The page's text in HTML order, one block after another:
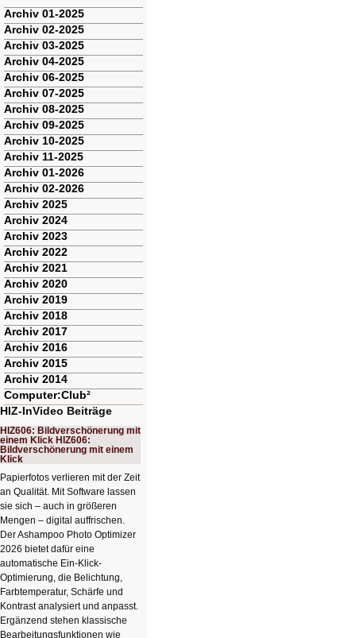
Navigation
überspringen
Archiv 01-2025
Archiv 02-2025
Archiv 03-2025
Archiv 04-2025
Archiv 06-2025
Archiv 07-2025
Archiv 08-2025
Archiv 09-2025
Archiv 10-2025
Archiv 11-2025
Archiv 01-2026
Archiv 02-2026
Archiv 2025
Archiv 2024
Archiv 2023
Archiv 2022
Archiv 2021
Archiv 2020
Archiv 2019
Archiv 2018
Archiv 2017
Archiv 2016
Archiv 2015
Archiv 2014
Computer:Club²
HIZ-InVideo Beiträge
HIZ606: Bildverschönerung mit
einem Klick HIZ606:
Bildverschönerung mit einem
Klick
Papierfotos verlieren mit der Zeit
an Qualität. Mit Software lassen
sie sich – auch in größeren
Mengen – digital auffrischen.
Der Ashampoo Photo Optimizer
2026 bietet dafür eine
automatische Ein-Klick-
Optimierung, die Belichtung,
Farbtemperatur, Schärfe und
Kontrast analysiert und anpasst.
Ergänzend stehen klassische
Bearbeitungsfunktionen wie